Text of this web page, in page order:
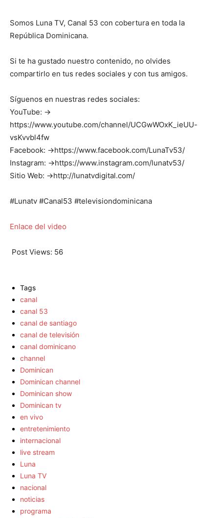
Somos Luna TV, Canal 53 con cobertura en toda la
República Dominicana.
Si te ha gustado nuestro contenido, no olvides
compartirlo en tus redes sociales y con tus amigos.
Síguenos en nuestras redes sociales:
YouTube: →
https://www.youtube.com/channel/UCGwWOxK_ieUU-
vsKvvbl4fw
Facebook: →https://www.facebook.com/LunaTv53/
Instagram: →https://www.instagram.com/lunatv53/
Sitio Web: →http://lunatvdigital.com/
#Lunatv #Canal53 #televisiondominicana
Enlace del video
Post Views: 56
Tags
canal
canal 53
canal de santiago
canal de televisión
canal dominicano
channel
Dominican
Dominican channel
Dominican show
Dominican tv
en vivo
entretenimiento
internacional
live stream
Luna
Luna TV
nacional
noticias
programa